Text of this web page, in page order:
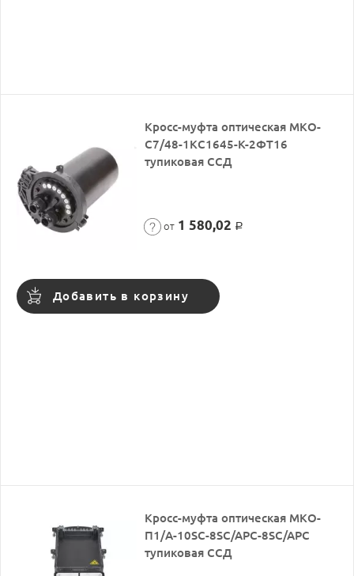
Кросс-муфта оптическая МКО-
С7/48-1КС1645-К-2ФТ16
тупиковая ССД
от 1 580,02 Р
Добавить в корзину
Кросс-муфта оптическая МКО-
П1/A-10SC-8SC/APC-8SC/APC
тупиковая ССД